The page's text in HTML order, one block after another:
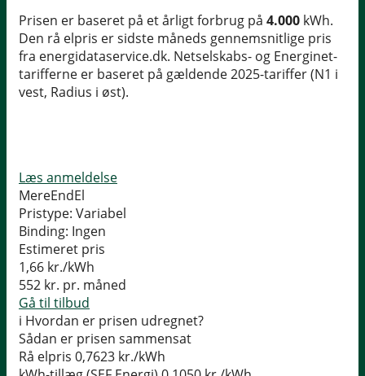
Prisen er baseret på et årligt forbrug på 4.000 kWh.
Den rå elpris er sidste måneds gennemsnitlige pris
fra energidataservice.dk. Netselskabs- og Energinet-
tarifferne er baseret på gældende 2025-tariffer (N1 i
vest, Radius i øst).
Læs anmeldelse
MereEndEl
Pristype: Variabel
Binding: Ingen
Estimeret pris
1,66 kr./kWh
552 kr. pr. måned
Gå til tilbud
i Hvordan er prisen udregnet?
Sådan er prisen sammensat
Rå elpris 0,7623 kr./kWh